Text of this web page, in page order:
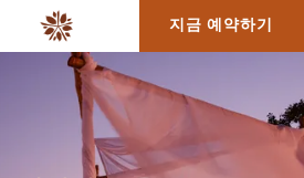
지금 예약하기